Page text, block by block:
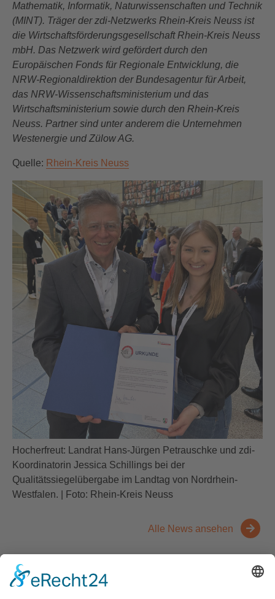
Mathematik, Informatik, Naturwissenschaften und Technik
(MINT). Träger der zdi-Netzwerks Rhein-Kreis Neuss ist
die Wirtschaftsförderungsgesellschaft Rhein-Kreis Neuss
mbH. Das Netzwerk wird gefördert durch den
Europäischen Fonds für Regionale Entwicklung, die
NRW-Regionaldirektion der Bundesagentur für Arbeit,
das NRW-Wissenschaftsministerium und das
Wirtschaftsministerium sowie durch den Rhein-Kreis
Neuss. Partner sind unter anderem die Unternehmen
Westenergie und Zülow AG.
Quelle: Rhein-Kreis Neuss
Hocherfreut: Landrat Hans-Jürgen Petrauschke und zdi-
Koordinatorin Jessica Schillings bei der
Qualitätssiegelübergabe im Landtag von Nordrhein-
Westfalen. | Foto: Rhein-Kreis Neuss
Alle News ansehen